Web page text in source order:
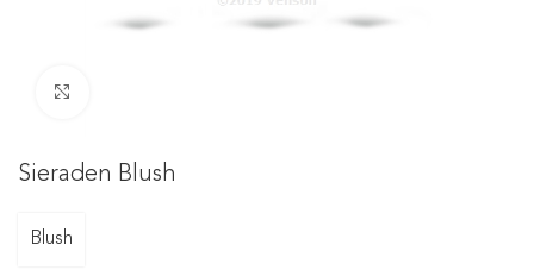
Sieraden Blush
Blush